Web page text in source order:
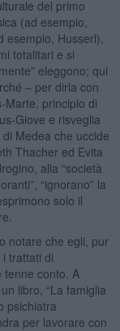
del primo
(ad esempio,
Husserl),
totalitari e si
eleggono; qui
– per dirla con
Marte, principio di
Giove e risveglia
Medea che uccide
Thacher ed Evita
alla “società
“ignorano” la
solo il
notare che egli, pur
trattati di
tenne conto. A
libro, “La famiglia
psichiatra
per lavorare con